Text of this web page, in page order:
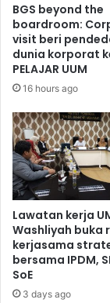
BGS beyond the
boardroom:
visit beri
dunia korporat
PELAJAR UUM
16 hours ago
Lawatan kerja
Washliyah buka
kerjasama
bersama IPDM,
SoE
3 days ago